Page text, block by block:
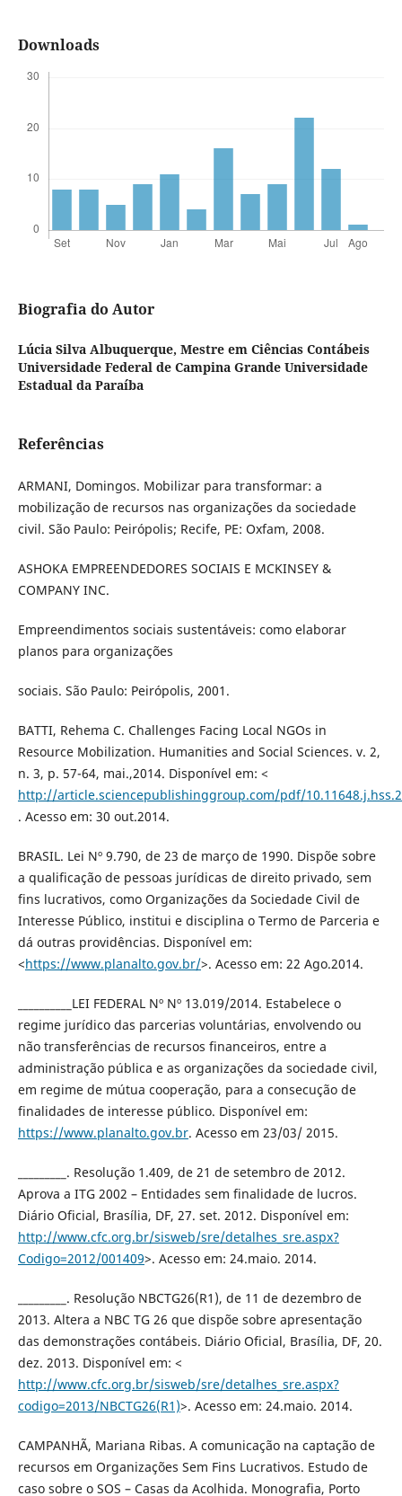
Downloads
Biografia do Autor
Lúcia Silva Albuquerque, Mestre em Ciências Contábeis
Universidade Federal de Campina Grande Universidade
Estadual da Paraíba
Referências
ARMANI, Domingos. Mobilizar para transformar: a
mobilização de recursos nas organizações da sociedade
civil. São Paulo: Peirópolis; Recife, PE: Oxfam, 2008.
ASHOKA EMPREENDEDORES SOCIAIS E MCKINSEY &
COMPANY INC.
Empreendimentos sociais sustentáveis: como elaborar
planos para organizações
sociais. São Paulo: Peirópolis, 2001.
BATTI, Rehema C. Challenges Facing Local NGOs in
Resource Mobilization. Humanities and Social Sciences. v. 2,
n. 3, p. 57-64, mai.,2014. Disponível em: <
http://article.sciencepublishinggroup.com/pdf/
. Acesso em: 30 out.2014.
BRASIL. Lei Nº 9.790, de 23 de março de 1990. Dispõe sobre
a qualificação de pessoas jurídicas de direito privado, sem
fins lucrativos, como Organizações da Sociedade Civil de
Interesse Público, institui e disciplina o Termo de Parceria e
dá outras providências. Disponível em:
<https://www.planalto.gov.br/>. Acesso em: 22 Ago.2014.
__________LEI FEDERAL Nº Nº 13.019/2014. Estabelece o
regime jurídico das parcerias voluntárias, envolvendo ou
não transferências de recursos financeiros, entre a
administração pública e as organizações da sociedade civil,
em regime de mútua cooperação, para a consecução de
finalidades de interesse público. Disponível em:
https://www.planalto.gov.br. Acesso em 23/03/ 2015.
_________. Resolução 1.409, de 21 de setembro de 2012.
Aprova a ITG 2002 – Entidades sem finalidade de lucros.
Diário Oficial, Brasília, DF, 27. set. 2012. Disponível em:
http://www.cfc.org.br/sisweb/sre/detalhes_sre.aspx?
Codigo=2012/001409>. Acesso em: 24.maio. 2014.
_________. Resolução NBCTG26(R1), de 11 de dezembro de
2013. Altera a NBC TG 26 que dispõe sobre apresentação
das demonstrações contábeis. Diário Oficial, Brasília, DF, 20.
dez. 2013. Disponível em: <
http://www.cfc.org.br/sisweb/sre/detalhes_sre.aspx?
codigo=2013/NBCTG26(R1)>. Acesso em: 24.maio. 2014.
CAMPANHÃ, Mariana Ribas. A comunicação na captação de
recursos em Organizações Sem Fins Lucrativos. Estudo de
caso sobre o SOS – Casas da Acolhida. Monografia, Porto